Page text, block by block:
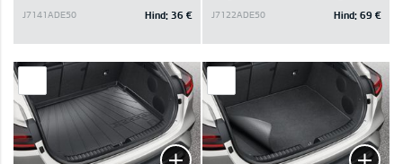
J7141ADE50 Hind: 36 € J7122ADE50 Hind: 69 €